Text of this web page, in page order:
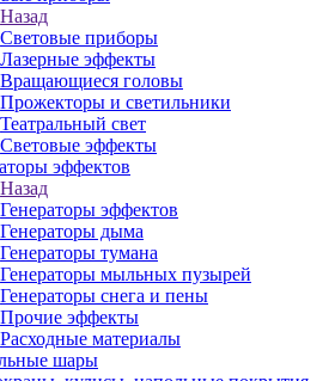
Назад
Световые приборы
Лазерные эффекты
Вращающиеся головы
Прожекторы и светильники
Театральный свет
Световые эффекты
эффектов
Назад
Генераторы эффектов
Генераторы дыма
Генераторы тумана
Генераторы мыльных пузырей
Генераторы снега и пены
Прочие эффекты
Расходные материалы
шары